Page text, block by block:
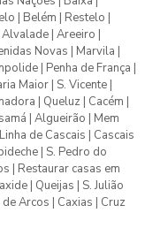
| Belém | Restelo |
Alvalade | Areeiro |
Novas | Marvila |
| Penha de França |
Maior | S. Vicente |
| Queluz | Cacém |
| Algueirão | Mem
de Cascais | Cascais
| S. Pedro do
| Restaurar casas em
| Queijas | S. Julião
Arcos | Caxias | Cruz